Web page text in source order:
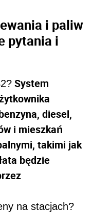
i paliw
pytania i
System
diesel,
i mieszkań
takimi jak
będzie
na stacjach?